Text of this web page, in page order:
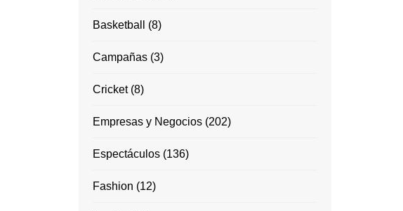
Basketball (8)
Campañas (3)
Cricket(8)
Empresas y Negocios (202)
Espectáculos (136)
Fashion (12)